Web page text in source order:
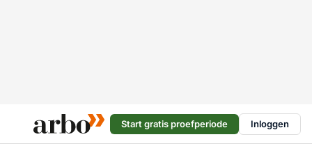
Start gratis proefperiode Inloggen